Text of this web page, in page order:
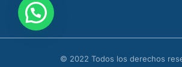
© 2022 Todos los derechos